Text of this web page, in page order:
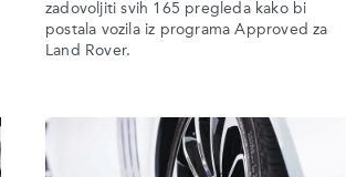
zadovoljiti svih 165 pregleda kako bi
postala vozila iz programa Approved za
Land Rover.